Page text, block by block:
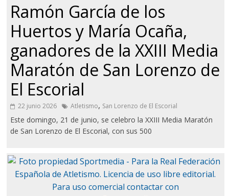
Ramón García de los
Huertos y María Ocaña,
ganadores de la XXIII Media
Maratón de San Lorenzo de
El Escorial
22 junio 2026 Atletismo, San Lorenzo de El Escorial
Este domingo, 21 de junio, se celebro la XXIII Media Maratón
de San Lorenzo de El Escorial, con sus 500